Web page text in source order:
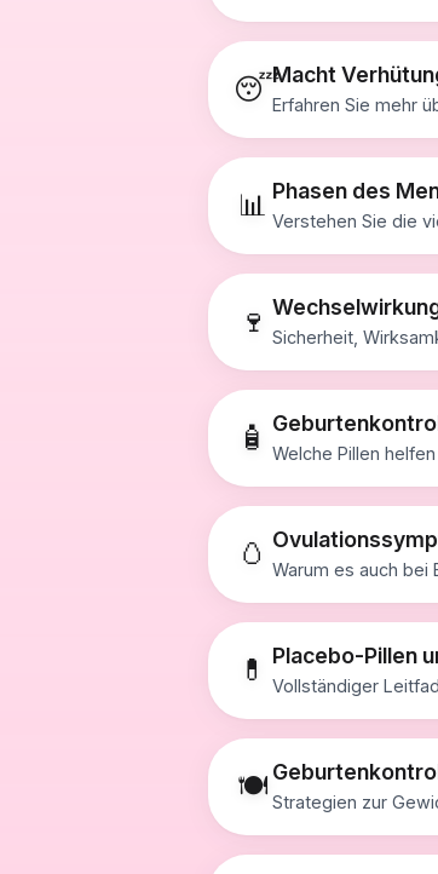
😴Macht
Erfahren Sie mehr
📊 Phasen des
Verstehen Sie die
🍷 Sicherheit,
🧴 Welche Pillen
🥚 Warum es auch bei
💊 Placebo-Pillen
Vollständiger
🍽️Strategien zur